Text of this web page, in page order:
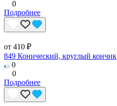
0
Подробнее
от 410 ₽
849 Конический, круглый кончик
0
0
Подробнее